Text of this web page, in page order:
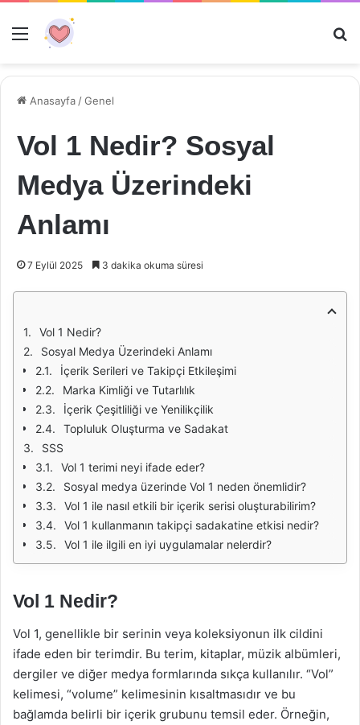
Menü
Anasayfa /Genel
Vol 1 Nedir? Sosyal
Medya Üzerindeki
Anlamı
7 Eylül 2025 3 dakika okuma süresi
Vol 1 Nedir?
Sosyal Medya Üzerindeki Anlamı
İçerik Serileri ve Takipçi Etkileşimi
Marka Kimliği ve Tutarlılık
İçerik Çeşitliliği ve Yenilikçilik
Topluluk Oluşturma ve Sadakat
SSS
Vol 1 terimi neyi ifade eder?
Sosyal medya üzerinde Vol 1 neden önemlidir?
Vol 1 ile nasıl etkili bir içerik serisi oluşturabilirim?
Vol 1 kullanmanın takipçi sadakatine etkisi nedir?
Vol 1 ile ilgili en iyi uygulamalar nelerdir?
Vol 1 Nedir?
Vol 1, genellikle bir serinin veya koleksiyonun ilk cildini
ifade eden bir terimdir. Bu terim, kitaplar, müzik albümleri,
dergiler ve diğer medya formlarında sıkça kullanılır. “Vol”
kelimesi, “volume” kelimesinin kısaltmasıdır ve bu
bağlamda belirli bir içerik grubunu temsil eder. Örneğin,